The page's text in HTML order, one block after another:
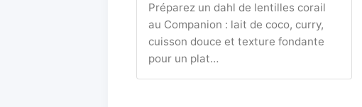
Préparez un dahl de lentilles corail
au Companion : lait de coco, curry,
cuisson douce et texture fondante
pour un plat…